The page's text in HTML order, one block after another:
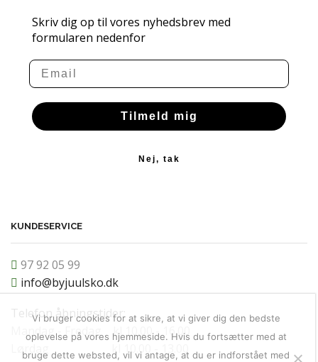
Skriv dig op til vores nyhedsbrev med
formularen nedenfor
Email
Tilmeld mig
Nej, tak
KUNDESERVICE
97 92 05 99
info@byjuulsko.dk
Telefon åbningstider:
Mandag - Fredag kl 10.00 - 16.00
Lørdag kl 10.00 - 13.00
Vi bruger cookies for at sikre, at vi giver dig den bedste
oplevelse på vores hjemmeside. Hvis du fortsætter med at
bruge dette websted, vil vi antage, at du er indforstået med